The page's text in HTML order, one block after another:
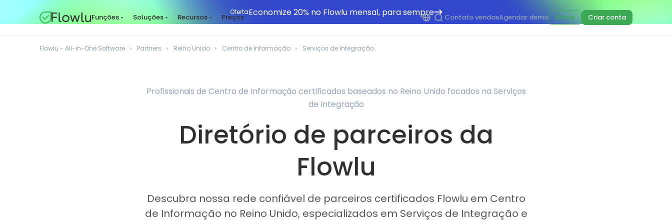
OfertaEconomize 20% no Flowlu mensal, para sempre
Funções Soluções Recursos Preços Contato vendasAgendar demo Entrar Criar conta
Flowlu - All-in-One Software Partners Reino Unido Centro de Informação Serviços de Integração
Profissionais de Centro de Informação certificados baseados no Reino Unido focados na Serviços
de Integração
Diretório de parceiros da
Flowlu
Descubra nossa rede confiável de parceiros certificados Flowlu em Centro
de Informação no Reino Unido, especializados em Serviços de Integração e